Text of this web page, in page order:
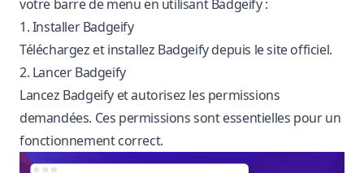
votre barre de menu en utilisant Badgeify :
1. Installer Badgeify
Téléchargez et installez Badgeify depuis lesite officiel.
2. Lancer Badgeify
Lancez Badgeify et autorisez les permissions
demandées. Ces permissions sont essentielles pour un
fonctionnement correct.